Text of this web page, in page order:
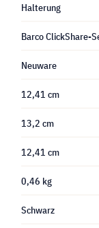
Halterung
Barco ClickShare-
Neuware
12,41 cm
13,2 cm
12,41 cm
0,46 kg
Schwarz